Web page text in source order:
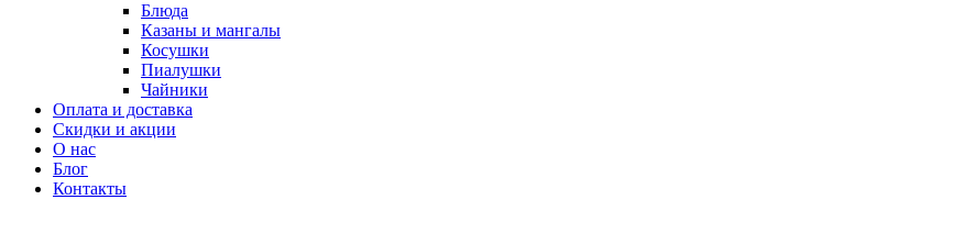
Блюда
Казаны и мангалы
Косушки
Пиалушки
Чайники
Оплата и доставка
Скидки и акции
О нас
Блог
Контакты